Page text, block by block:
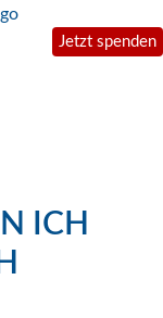
Jetzt spenden
ICH